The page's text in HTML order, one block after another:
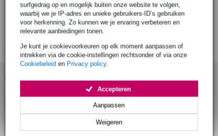
surfgedrag op en mogelijk buiten onze website te volgen,
waarbij we je IP-adres en unieke gebruikers-ID’s gebruiken
voor herkenning. Zo kunnen we je ervaring verbeteren en
relevante aanbiedingen tonen.
Je kunt je cookievoorkeuren op elk moment aanpassen of
intrekken via de cookie-instellingen rechtsonder of via onze
Cookiebeleid en Privacy policy.
Weigeren
Aanpassen
Accepteren
set van 4 snaren
geschikt voor: elektrische basgitaar
long scale
Bekijk alle productspecificaties